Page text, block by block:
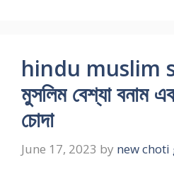
hindu muslim
মুসলিম বেশ্যা বনাম
চোদা
June 17, 2023 by new choti